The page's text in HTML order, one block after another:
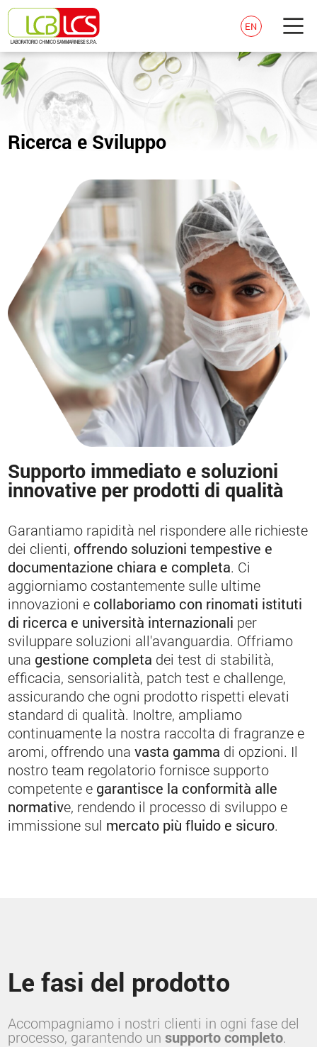
EN
Ricerca e Sviluppo
Supporto immediato e soluzioni
innovative per prodotti di qualità
Garantiamo rapidità nel rispondere alle richieste
dei clienti, offrendo soluzioni tempestive e
documentazione chiara e completa. Ci
aggiorniamo costantemente sulle ultime
innovazioni e collaboriamo con rinomati istituti
di ricerca e università internazionali per
sviluppare soluzioni all'avanguardia. Offriamo
una gestione completa dei test di stabilità,
efficacia, sensorialità, patch test e challenge,
assicurando che ogni prodotto rispetti elevati
standard di qualità. Inoltre, ampliamo
continuamente la nostra raccolta di fragranze e
aromi, offrendo una vasta gamma di opzioni. Il
nostro team regolatorio fornisce supporto
competente egarantisce la conformità alle
normative, rendendo il processo di sviluppo e
immissione sul mercato più fluido e sicuro.
Le fasi del prodotto
Accompagniamo i nostri clienti in ogni fase del
processo, garantendo un supporto completo.